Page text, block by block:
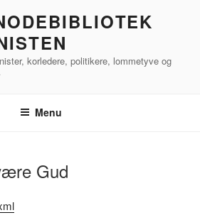
korledere, politikere, lommetyve og
Menu
Gud